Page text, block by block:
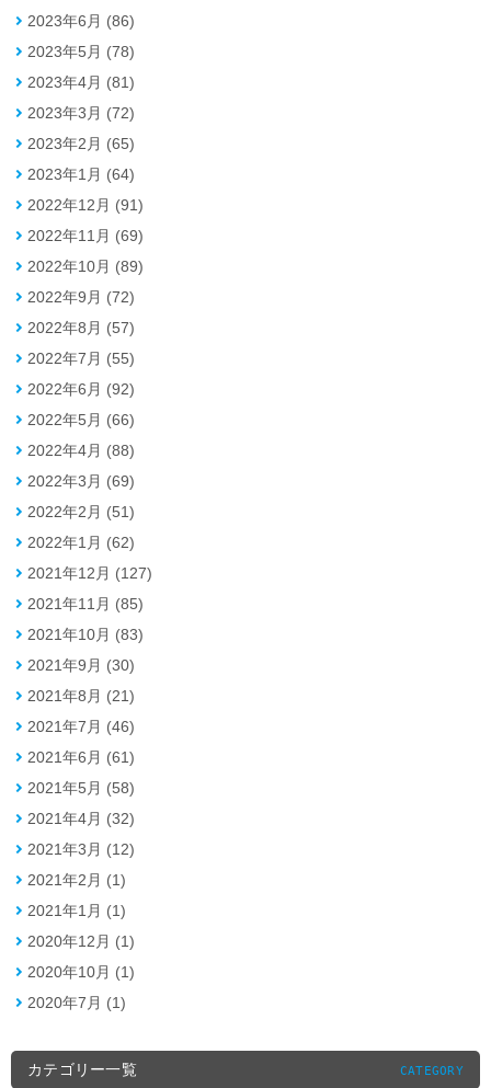
2023年6月 (86)
2023年5月 (78)
2023年4月 (81)
2023年3月 (72)
2023年2月 (65)
2023年1月 (64)
2022年12月 (91)
2022年11月 (69)
2022年10月 (89)
2022年9月 (72)
2022年8月 (57)
2022年7月 (55)
2022年6月 (92)
2022年5月 (66)
2022年4月 (88)
2022年3月 (69)
2022年2月 (51)
2022年1月 (62)
2021年12月 (127)
2021年11月 (85)
2021年10月 (83)
2021年9月 (30)
2021年8月 (21)
2021年7月 (46)
2021年6月 (61)
2021年5月 (58)
2021年4月 (32)
2021年3月 (12)
2021年2月 (1)
2021年1月 (1)
2020年12月 (1)
2020年10月 (1)
2020年7月 (1)
カテゴリー一覧 CATEGORY